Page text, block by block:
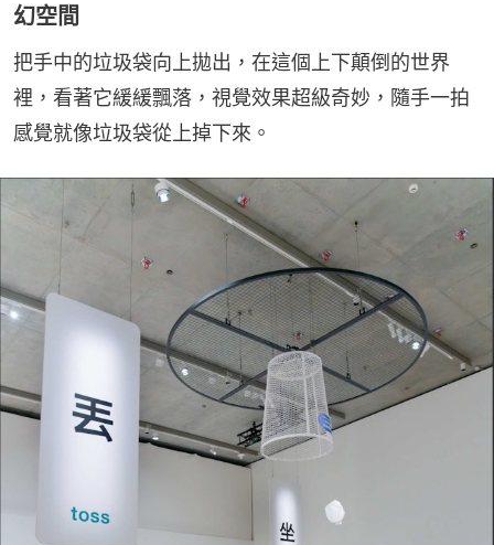
幻空間
把手中的垃圾袋向上拋出，在這個上下顛倒的世界
裡，看著它緩緩飄落，視覺效果超級奇妙，隨手一拍
感覺就像垃圾袋從上掉下來。